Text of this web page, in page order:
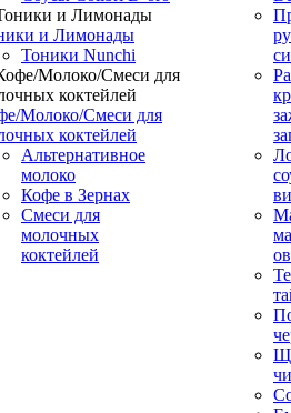
и Лимонады
Тоники Nunchi
Молоко/Смеси для
коктейлей
Альтернативное
молоко
Кофе в Зернах
Смеси для
молочных
коктейлей